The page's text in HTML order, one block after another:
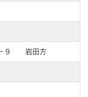
８－９ 岩田方